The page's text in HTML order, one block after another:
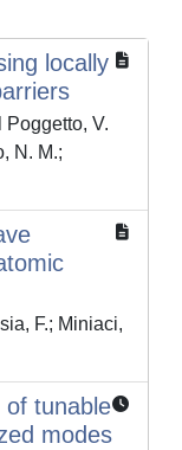
locally
Poggetto, V.
N. M.;
F.; Miniaci,
of tunable
modes